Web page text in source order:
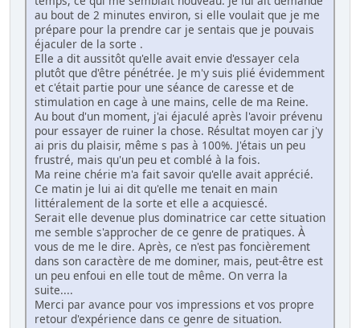
au bout de 2 minutes environ, si elle voulait que je me
prépare pour la prendre car je sentais que je pouvais
éjaculer de la sorte .
Elle a dit aussitôt qu'elle avait envie d'essayer cela
plutôt que d'être pénétrée. Je m'y suis plié évidemment
et c'était partie pour une séance de caresse et de
stimulation en cage à une mains, celle de ma Reine.
Au bout d'un moment, j'ai éjaculé après l'avoir prévenu
pour essayer de ruiner la chose. Résultat moyen car j'y
ai pris du plaisir, même s pas à 100%. J'étais un peu
frustré, mais qu'un peu et comblé à la fois.
Ma reine chérie m'a fait savoir qu'elle avait apprécié.
Ce matin je lui ai dit qu'elle me tenait en main
littéralement de la sorte et elle a acquiescé.
Serait elle devenue plus dominatrice car cette situation
me semble s'approcher de ce genre de pratiques. À
vous de me le dire. Après, ce n'est pas foncièrement
dans son caractère de me dominer, mais, peut-être est
un peu enfoui en elle tout de même. On verra la
suite....
Merci par avance pour vos impressions et vos propre
retour d'expérience dans ce genre de situation.